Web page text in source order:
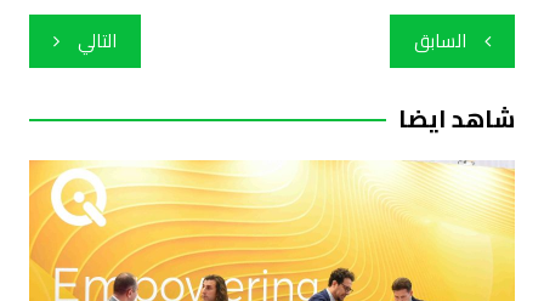
تصفّح
المقالات
السابق التالي
شاهد ايضا